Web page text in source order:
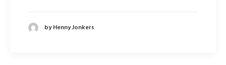
by Henny Jonkers